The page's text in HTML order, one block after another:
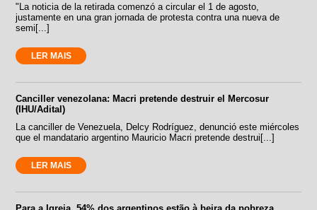
"La noticia de la retirada comenzó a circular el 1 de agosto,
justamente en una gran jornada de protesta contra una nueva de
semi[...]
LER MAIS
Canciller venezolana: Macri pretende destruir el Mercosur
(IHU/Adital)
La canciller de Venezuela, Delcy Rodríguez, denunció este miércoles
que el mandatario argentino Mauricio Macri pretende destrui[...]
LER MAIS